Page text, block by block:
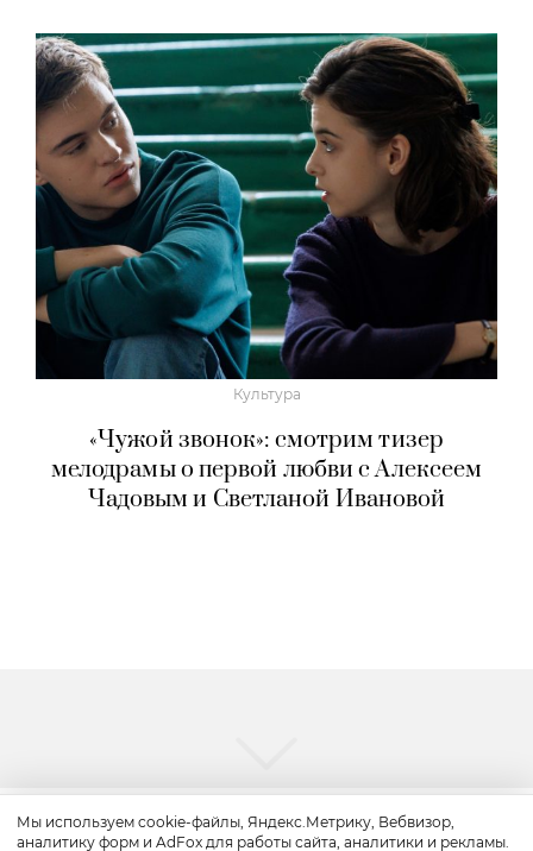
Культура
«Чужой звонок»: смотрим тизер
мелодрамы о первой любви с Алексеем
Чадовым и Светланой Ивановой
Мы используем cookie-файлы, Яндекс.Метрику, Вебвизор,
аналитику форм и AdFox для работы сайта, аналитики и рекламы.